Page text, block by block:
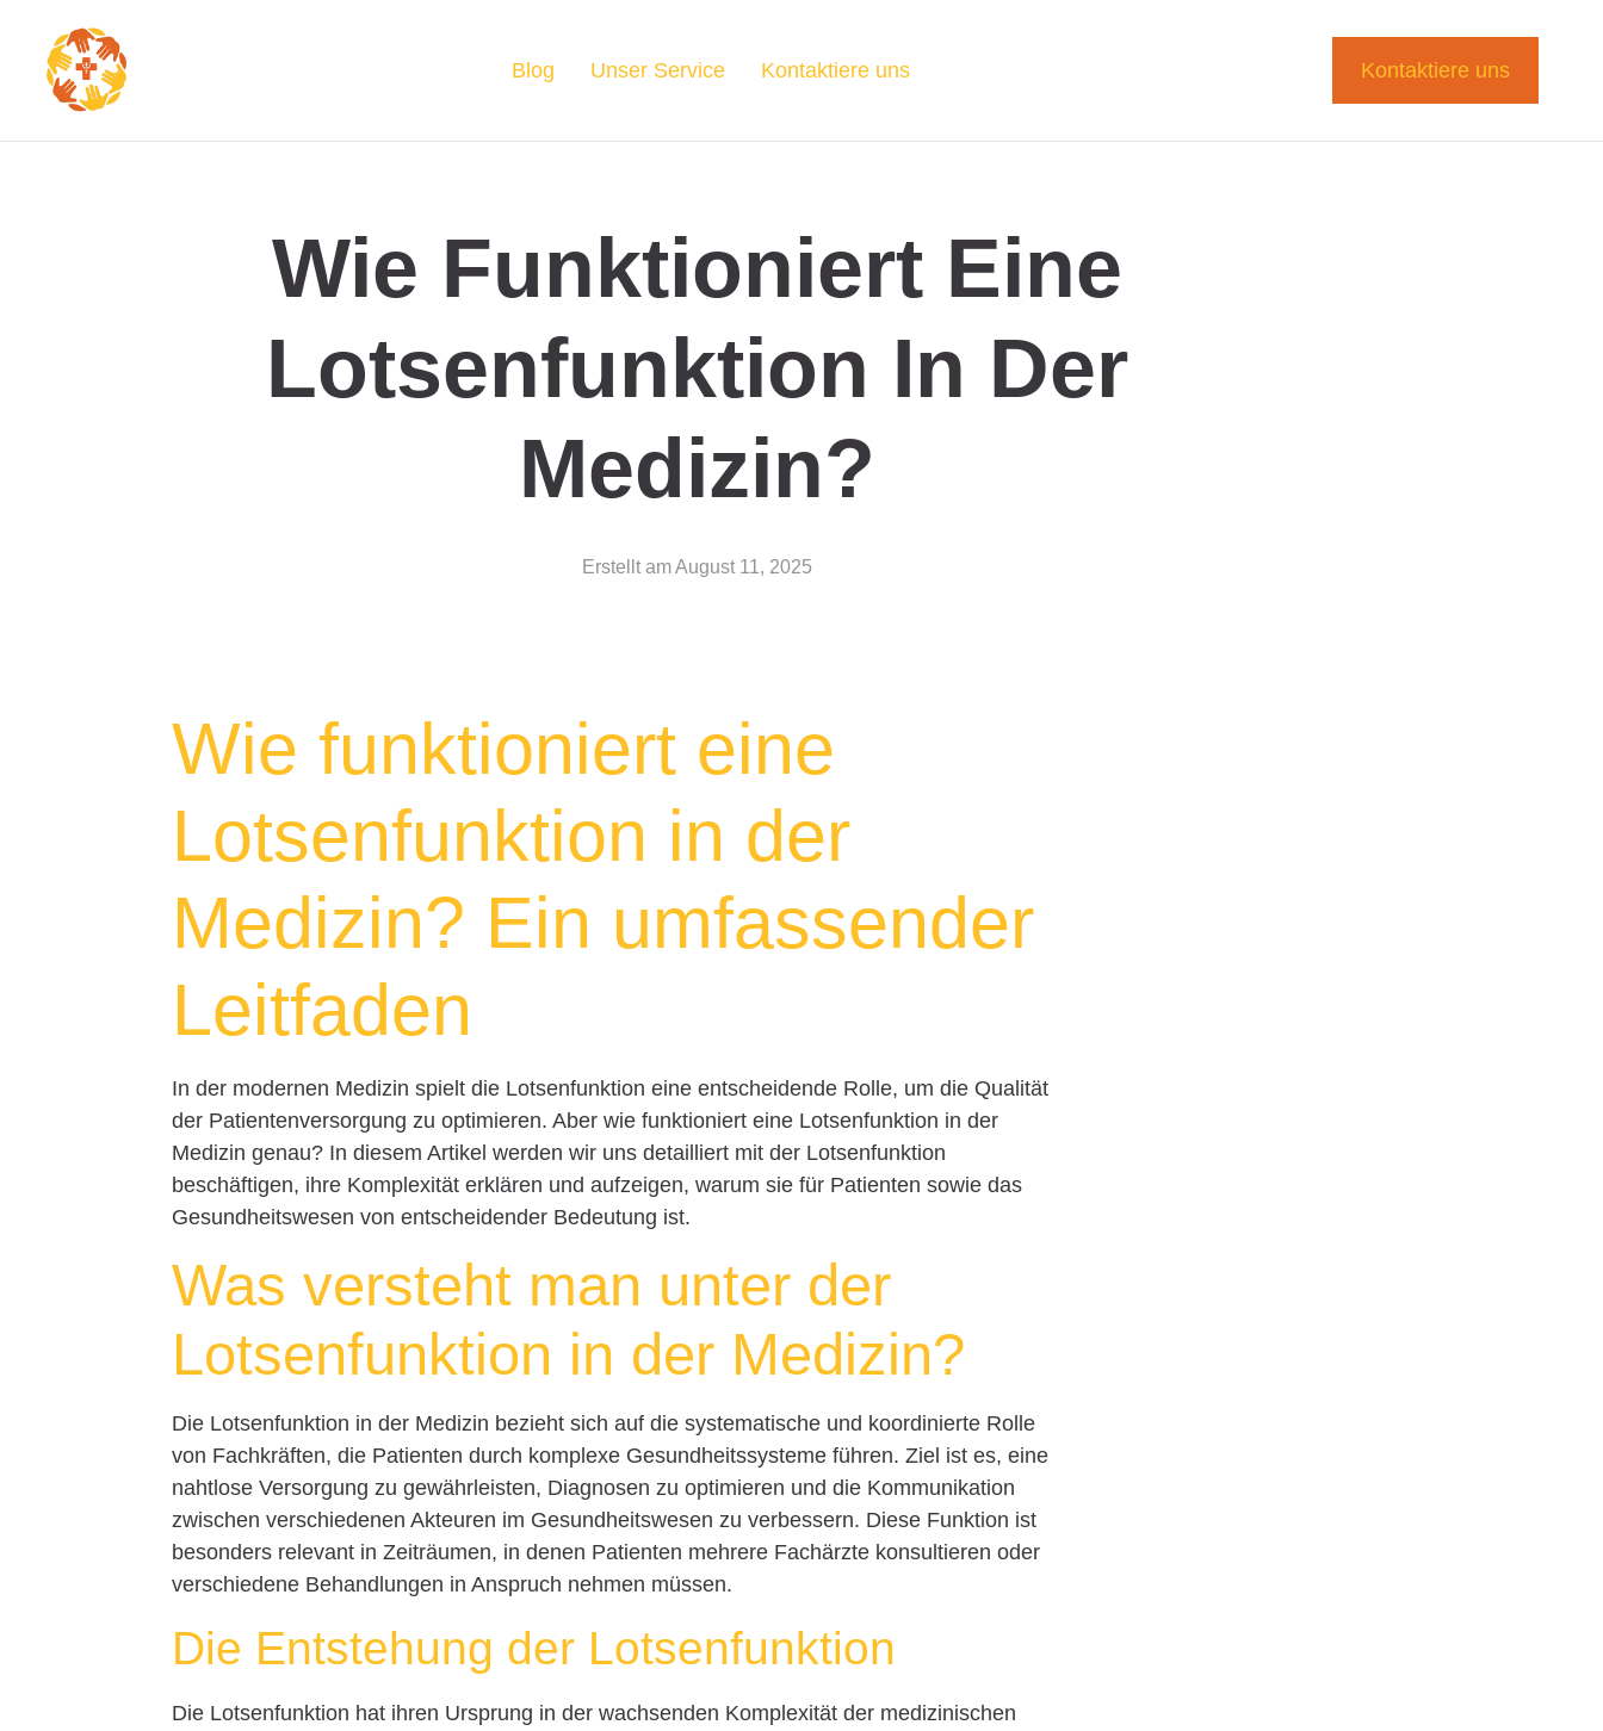
Blog Unser Service Kontaktiere uns Kontaktiere uns
Wie Funktioniert Eine
Lotsenfunktion In Der
Medizin?
Erstellt amAugust 11, 2025
Wie funktioniert eine
Lotsenfunktion in der
Medizin? Ein umfassender
Leitfaden
In der modernen Medizin spielt die Lotsenfunktion eine entscheidende Rolle, um die Qualität
der Patientenversorgung zu optimieren. Aber wie funktioniert eine Lotsenfunktion in der
Medizin genau? In diesem Artikel werden wir uns detailliert mit der Lotsenfunktion
beschäftigen, ihre Komplexität erklären und aufzeigen, warum sie für Patienten sowie das
Gesundheitswesen von entscheidender Bedeutung ist.
Was versteht man unter der
Lotsenfunktion in der Medizin?
Die Lotsenfunktion in der Medizin bezieht sich auf die systematische und koordinierte Rolle
von Fachkräften, die Patienten durch komplexe Gesundheitssysteme führen. Ziel ist es, eine
nahtlose Versorgung zu gewährleisten, Diagnosen zu optimieren und die Kommunikation
zwischen verschiedenen Akteuren im Gesundheitswesen zu verbessern. Diese Funktion ist
besonders relevant in Zeiträumen, in denen Patienten mehrere Fachärzte konsultieren oder
verschiedene Behandlungen in Anspruch nehmen müssen.
Die Entstehung der Lotsenfunktion
Die Lotsenfunktion hat ihren Ursprung in der wachsenden Komplexität der medizinischen